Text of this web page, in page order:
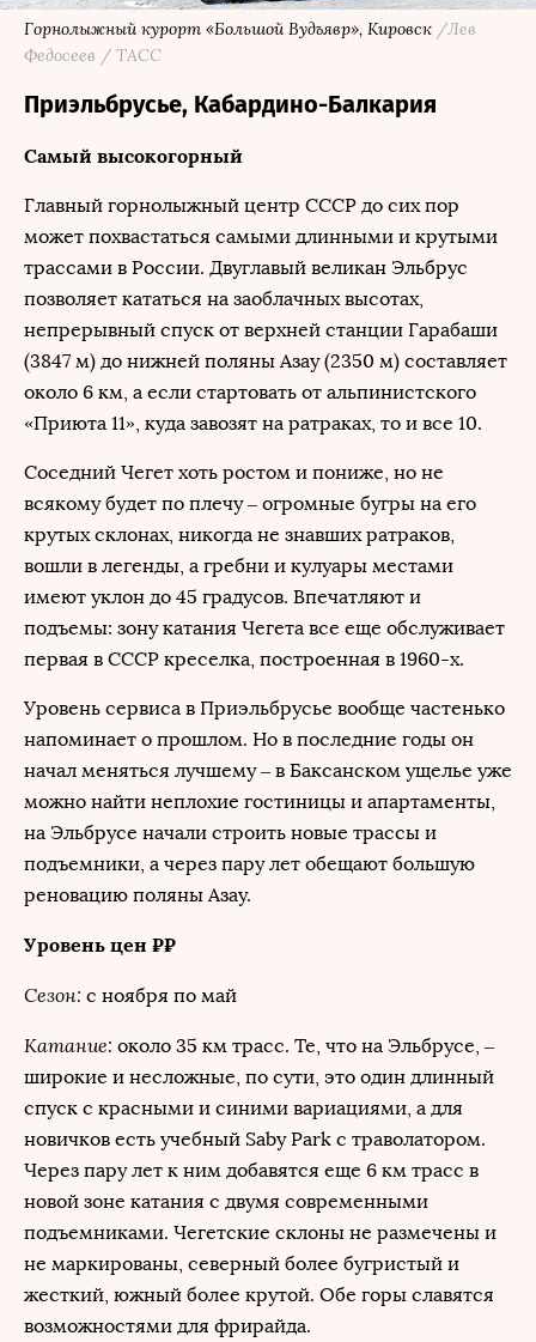
Горнолыжный курорт «Большой Вудъявр», Кировск /Лев
Федосеев / ТАСС
Приэльбрусье, Кабардино-Балкария
Самый высокогорный
Главный горнолыжный центр СССР до сих пор
может похвастаться самыми длинными и крутыми
трассами в России. Двуглавый великан Эльбрус
позволяет кататься на заоблачных высотах,
непрерывный спуск от верхней станции Гарабаши
(3847 м) до нижней поляны Азау (2350 м) составляет
около 6 км, а если стартовать от альпинистского
«Приюта 11», куда завозят на ратраках, то и все 10.
Соседний Чегет хоть ростом и пониже, но не
всякому будет по плечу – огромные бугры на его
крутых склонах, никогда не знавших ратраков,
вошли в легенды, а гребни и кулуары местами
имеют уклон до 45 градусов. Впечатляют и
подъемы: зону катания Чегета все еще обслуживает
первая в СССР креселка, построенная в 1960-х.
Уровень сервиса в Приэльбрусье вообще частенько
напоминает о прошлом. Но в последние годы он
начал меняться лучшему – в Баксанском ущелье уже
можно найти неплохие гостиницы и апартаменты,
на Эльбрусе начали строить новые трассы и
подъемники, а через пару лет обещают большую
реновацию поляны Азау.
Уровень цен ₽₽
Сезон: с ноября по май
Катание: около 35 км трасс. Те, что на Эльбрусе, –
широкие и несложные, по сути, это один длинный
спуск с красными и синими вариациями, а для
новичков есть учебный Saby Park с траволатором.
Через пару лет к ним добавятся еще 6 км трасс в
новой зоне катания с двумя современными
подъемниками. Чегетские склоны не размечены и
не маркированы, северный более бугристый и
жесткий, южный более крутой. Обе горы славятся
возможностями для фрирайда.